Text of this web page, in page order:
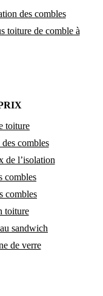
des combles
toiture de comble à
toiture
combles
de l’isolation
combles
combles
toiture
sandwich
de verre